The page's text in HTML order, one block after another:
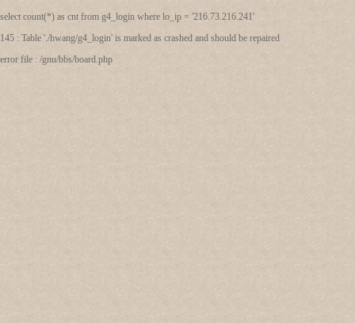
select count(*) as cnt from g4_login where lo_ip = '216.73.216.241'
145 : Table './hwang/g4_login' is marked as crashed and should be repaired
error file : /gnu/bbs/board.php